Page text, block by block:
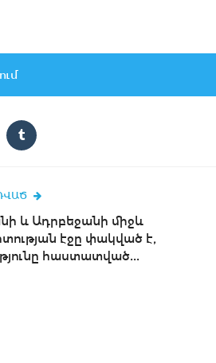
և Ադրբեջանի միջև
էջը փակված է,
հաստատված...